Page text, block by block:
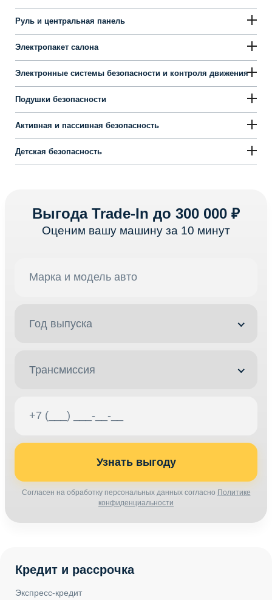
Руль и центральная панель
Электропакет салона
Электронные системы безопасности и контроля движения
Подушки безопасности
Активная и пассивная безопасность
Детская безопасность
Выгода Trade-In до 300 000 ₽
Оценим вашу машину за 10 минут
Год выпуска
Трансмиссия
Узнать выгоду
Согласен на обработку персональных данных согласно Политике
конфиденциальности
Кредит и рассрочка
Экспресс-кредит